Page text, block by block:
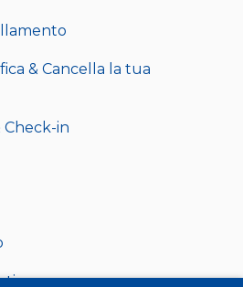
& Cancella la tua
Check-in